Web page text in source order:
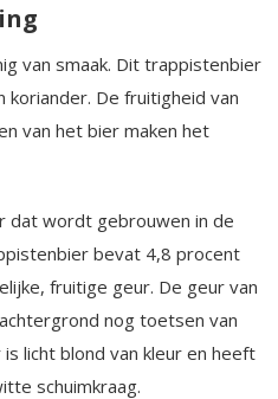
van smaak. Dit trappistenbier
koriander. De fruitigheid van
van het bier maken het
dat wordt gebrouwen in de
bevat 4,8 procent
fruitige geur. De geur van
nog toetsen van
licht blond van kleur en heeft
schuimkraag.